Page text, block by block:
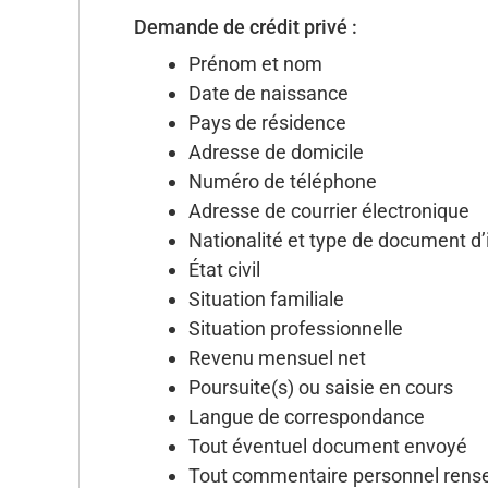
Demande de crédit privé :
Prénom et nom
Date de naissance
Pays de résidence
Adresse de domicile
Numéro de téléphone
Adresse de courrier électronique
Nationalité et type de document
État civil
Situation familiale
Situation professionnelle
Revenu mensuel net
Poursuite(s) ou saisie en cours
Langue de correspondance
Tout éventuel document envoyé
Tout commentaire personnel